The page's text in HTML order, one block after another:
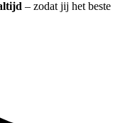
– zodat jij het beste